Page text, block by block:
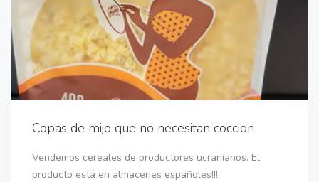
Copas de mijo que no necesitan coccion
Vendemos cereales de productores ucranianos. El
producto está en almacenes españoles!!!